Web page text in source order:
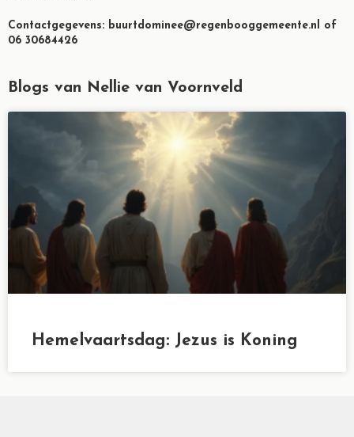
Contactgegevens: buurtdominee@regenbooggemeente.nl of
06 30684426
Blogs van Nellie van Voornveld
Hemelvaartsdag: Jezus is Koning